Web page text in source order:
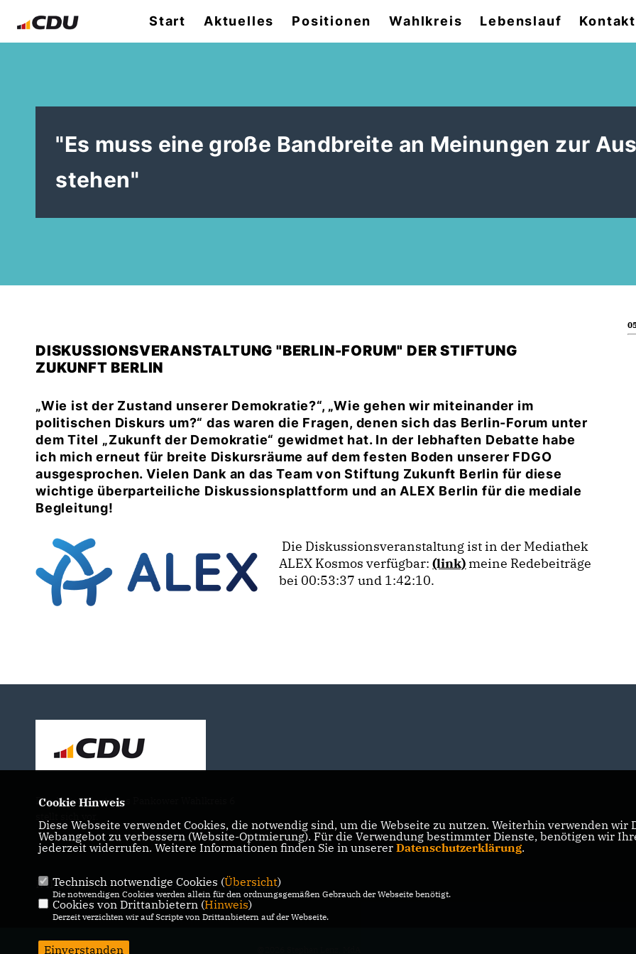
Start Aktuelles Positionen Wahlkreis Lebenslauf Kontakt
"Es muss eine große Bandbreite an Meinungen zur
stehen"
DISKUSSIONSVERANSTALTUNG "BERLIN-FORUM" DER STIFTUNG
ZUKUNFT BERLIN
Wie ist der Zustand unserer Demokratie?“, „Wie gehen wir miteinander im
politischen Diskurs um?“ das waren die Fragen, denen sich das Berlin-Forum unter
dem Titel „Zukunft der Demokratie“ gewidmet hat. In der lebhaften Debatte habe
ich mich erneut für breite Diskursräume auf dem festen Boden unserer FDGO
ausgesprochen. Vielen Dank an das Team von Stiftung Zukunft Berlin für diese
wichtige überparteiliche Diskussionsplattform und an ALEX Berlin für die mediale
Begleitung!
Die Diskussionsveranstaltung ist in der Mediathek
ALEX Kosmos verfügbar:(link)meine Redebeiträge
bei 00:53:37 und 1:42:10.
Der Abgeordnete des Pankower Wahlkreis 6
IMPRESSUM DATENSCHUTZ KONTAKT
Cookie Hinweis
Diese Webseite verwendet Cookies, die notwendig sind, um die Webseite zu nutzen. Weiterhin verwenden
Webangebot zu verbessern (Website-Optmierung). Für die Verwendung bestimmter Dienste, benötigen wir
jederzeit widerrufen. Weitere Informationen finden Sie in unserer Datenschutzerklärung.
Technisch notwendige Cookies (Übersicht)
Die notwendigen Cookies werden allein für den ordnungsgemäßen Gebrauch der Webseite benötigt.
Cookies von Drittanbietern (Hinweis)
Derzeit verzichten wir auf Scripte von Drittanbietern auf der Webseite.
Einverstanden